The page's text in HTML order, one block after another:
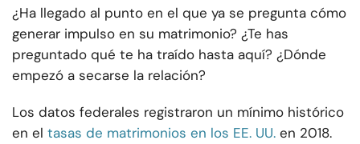
¿Ha llegado al punto en el que ya se pregunta cómo
generar impulso en su matrimonio? ¿Te has
preguntado qué te ha traído hasta aquí? ¿Dónde
empezó a secarse la relación?
Los datos federales registraron un mínimo histórico
en el tasas de matrimonios en los EE. UU. en 2018.